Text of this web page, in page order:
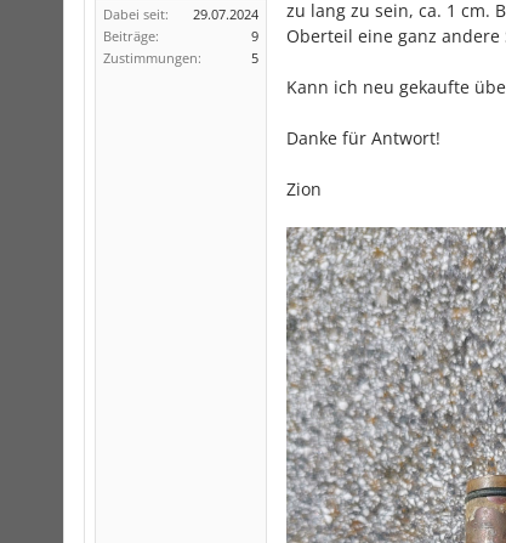
Dabei seit:
29.07.2024
Beiträge:
9
Zustimmungen:
5
zu lang zu sein, ca. 1 cm.
Oberteil eine ganz
Kann ich neu gekaufte
Danke für Antwort!
Zion